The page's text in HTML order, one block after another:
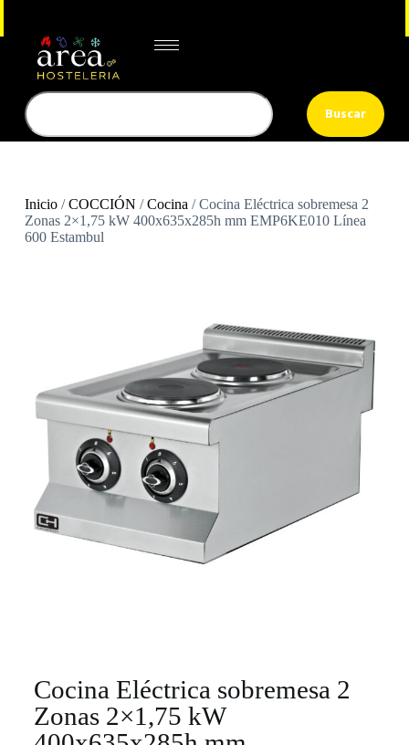
Buscar
Inicio/COCCIÓN /Cocina / Cocina Eléctrica sobremesa 2
Zonas 2×1,75 kW 400x635x285h mm EMP6KE010 Línea
600 Estambul
Cocina Eléctrica sobremesa 2
Zonas 2×1,75 kW